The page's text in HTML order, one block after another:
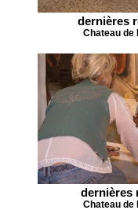
dernières
Chateau de
dernières
Chateau de